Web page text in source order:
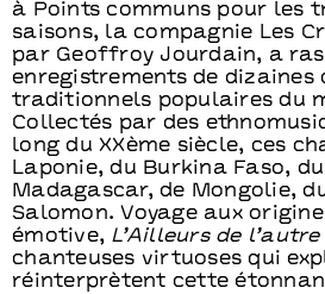
à Points communs pour les
saisons, la compagnie Les
par Geoffroy Jourdain, a
enregistrements de dizaines
traditionnels populaires du
Collectés par des
long du XXème siècle, ces
Laponie, du Burkina Faso,
Madagascar, de Mongolie,
Salomon. Voyage aux
émotive, L’Ailleurs de l’autre
chanteuses virtuoses qui
réinterprètent cette